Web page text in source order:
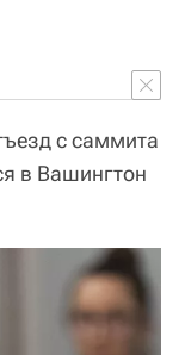
с саммита
в Вашингтон